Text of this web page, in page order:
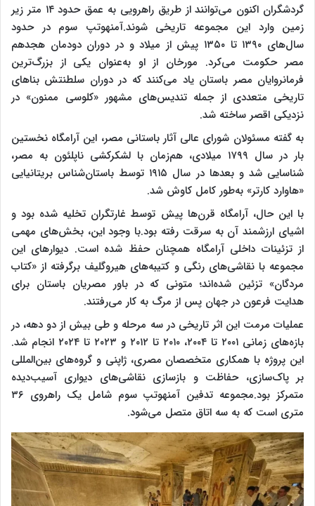
گردشگران اکنون می‌توانند از طریق راهرویی به عمق حدود ۱۴ متر زیر
زمین وارد این مجموعه تاریخی شوند.آمنهوتپ سوم در حدود
سال‌های ۱۳۹۰ تا ۱۳۵۰ پیش از میلاد و در دوران دودمان هجدهم
مصر حکومت می‌کرد. مورخان از او به‌عنوان یکی از بزرگ‌ترین
فرمانروایان مصر باستان یاد می‌کنند که در دوران سلطنتش بناهای
تاریخی متعددی از جمله تندیس‌های مشهور «کلوسی ممنون» در
نزدیکی اقصر ساخته شد.
به گفته مسئولان شورای عالی آثار باستانی مصر، این آرامگاه نخستین
بار در سال ۱۷۹۹ میلادی، هم‌زمان با لشکرکشی ناپلئون به مصر،
شناسایی شد و بعدها در سال ۱۹۱۵ توسط باستان‌شناس بریتانیایی
«هاوارد کارتر» به‌طور کامل کاوش شد.
با این حال، آرامگاه قرن‌ها پیش توسط غارتگران تخلیه شده بود و
اشیای ارزشمند آن به سرقت رفته بود.با وجود این، بخش‌های مهمی
از تزئینات داخلی آرامگاه همچنان حفظ شده است. دیوارهای این
مجموعه با نقاشی‌های رنگی و کتیبه‌های هیروگلیف برگرفته از «کتاب
مردگان» تزئین شده‌اند؛ متونی که در باور مصریان باستان برای
هدایت فرعون در جهان پس از مرگ به کار می‌رفتند.
عملیات مرمت این اثر تاریخی در سه مرحله و طی بیش از دو دهه، در
بازه‌های زمانی ۲۰۰۱ تا ۲۰۰۴، ۲۰۱۰ تا ۲۰۱۲ و ۲۰۲۳ تا ۲۰۲۴ انجام شد.
این پروژه با همکاری متخصصان مصری، ژاپنی و گروه‌های بین‌المللی
بر پاک‌سازی، حفاظت و بازسازی نقاشی‌های دیواری آسیب‌دیده
متمرکز بود.مجموعه تدفین آمنهوتپ سوم شامل یک راهروی ۳۶
متری است که به سه اتاق متصل می‌شود.